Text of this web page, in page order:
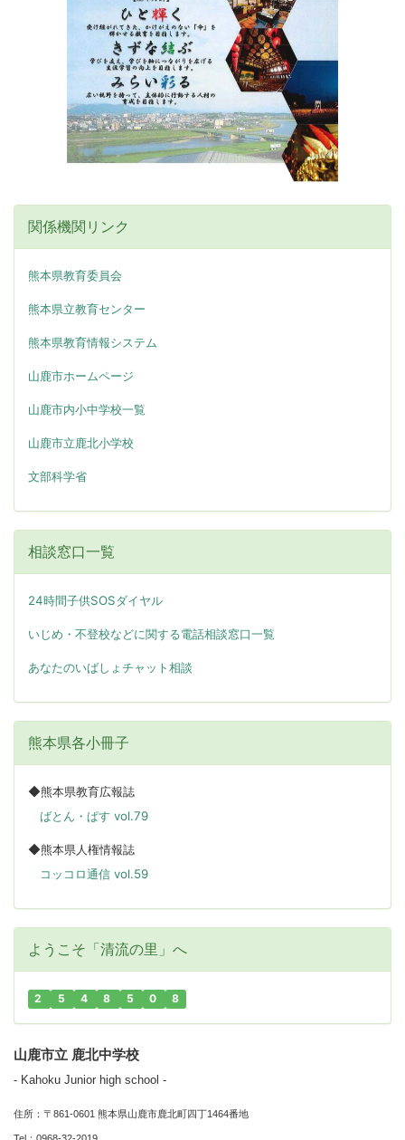
関係機関リンク
熊本県教育委員会
熊本県立教育センター
熊本県教育情報システム
山鹿市ホームページ
山鹿市内小中学校一覧
山鹿市立鹿北小学校
文部科学省
相談窓口一覧
24時間子供SOSダイヤル
いじめ・不登校などに関する電話相談窓口一覧
あなたのいばしょチャット相談
熊本県各小冊子
◆熊本県教育広報誌
ばとん・ぱす vol.79
◆熊本県人権情報誌
コッコロ通信 vol.59
ようこそ「清流の里」へ
2 5 4 8 5 0 8
山鹿市立 鹿北中学校
- Kahoku Junior high school -
住所：〒861-0601 熊本県山鹿市鹿北町四丁1464番地